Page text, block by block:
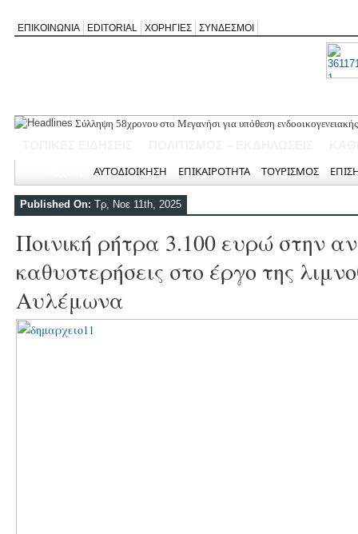
ΕΠΙΚΟΙΝΩΝΙΑ EDITORIAL ΧΟΡΗΓΙΕΣ ΣΥΝΔΕΣΜΟΙ
Σύλληψη 58χρονου στο Μεγανήσι για υπόθεση
Αφιέρωμα στον Ηλία Λογοθέτη απόψε στο Κηποθέατρο «Άγγελος
Γράμμο
ΑΥΤΟΔΙΟΙΚΗΣΗ ΕΠΙΚΑΙΡΟΤΗΤΑ ΤΟΥΡΙΣΜΟΣ
Published On: Τρ, Νοε 11th, 2025
Ποινική ρήτρα 3.100 ευρώ στην
καθυστερήσεις στο έργο της
Αυλέμωνα